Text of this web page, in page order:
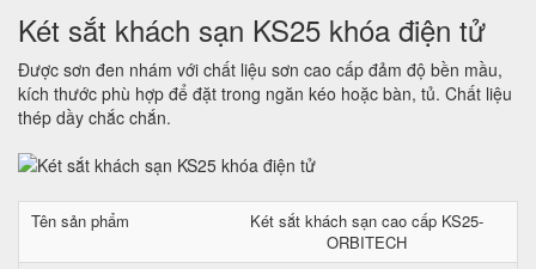
Két sắt khách sạn KS25 khóa điện tử
Được sơn đen nhám với chất liệu sơn cao cấp đảm độ bền mầu,
kích thước phù hợp để đặt trong ngăn kéo hoặc bàn, tủ. Chất liệu
thép dầy chắc chắn.
Tên sản phẩm
Két sắt khách sạn cao cấp KS25-
ORBITECH